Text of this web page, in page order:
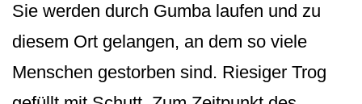
Sie werden durch Gumba laufen und zu
diesem Ort gelangen, an dem so viele
Menschen gestorben sind. Riesiger Trog